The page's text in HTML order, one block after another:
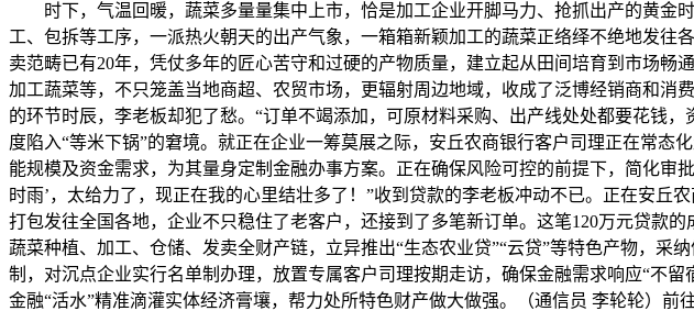
时下，气温回暖，蔬菜多量量集中上市，恰是加工企业开脚马力、抢抓出产的黄金
工、包拆等工序，一派热火朝天的出产气象，一箱箱新颖加工的蔬菜正络绎不绝地发
卖范畴已有20年，凭仗多年的匠心苦守和过硬的产物质量，建立起从田间培育到市场畅
加工蔬菜等，不只笼盖当地商超、农贸市场，更辐射周边地域，收成了泛博经销商和
的环节时辰，李老板却犯了愁。“订单不竭添加，可原材料采购、出产线处处都要花钱
度陷入“等米下锅”的窘境。就正在企业一筹莫展之际，安丘农商银行客户司理正在常
能规模及资金需求，为其量身定制金融办事方案。正在确保风险可控的前提下，简化审
时雨’，太给力了，现正在我的心里结壮多了！”收到贷款的李老板冲动不已。正在安
打包发往全国各地，企业不只稳住了老客户，还接到了多笔新订单。这笔120万元贷款
蔬菜种植、加工、仓储、发卖全财产链，立异推出“生态农业贷”“云贷”等特色产物，采
制，对沉点企业实行名单制办理，放置专属客户司理按期走访，确保金融需求响应“不
金融“活水”精准滴灌实体经济膏壤，帮力处所特色财产做大做强。（通信员 李轮轮）前